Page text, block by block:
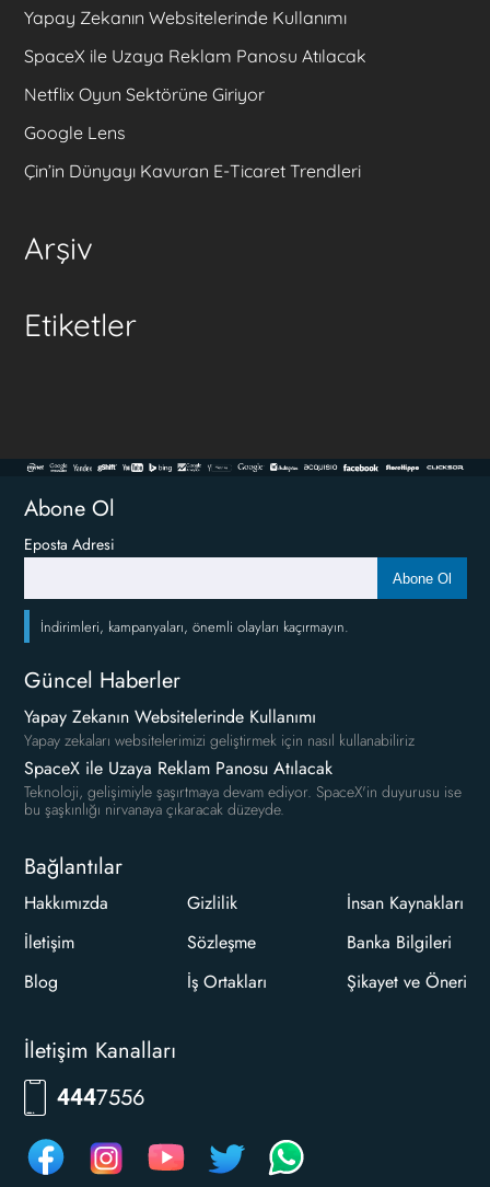
Yapay Zekanın Websitelerinde Kullanımı
SpaceX ile Uzaya Reklam Panosu Atılacak
Netflix Oyun Sektörüne Giriyor
Google Lens
Çin’in Dünyayı Kavuran E-Ticaret Trendleri
Arşiv
Etiketler
Abone Ol
Eposta Adresi
Abone Ol
İndirimleri, kampanyaları, önemli olayları kaçırmayın.
Güncel Haberler
Yapay Zekanın Websitelerinde Kullanımı
Yapay zekaları websitelerimizi geliştirmek için nasıl kullanabiliriz
SpaceX ile Uzaya Reklam Panosu Atılacak
Teknoloji, gelişimiyle şaşırtmaya devam ediyor. SpaceX'in duyurusu ise
bu şaşkınlığı nirvanaya çıkaracak düzeyde.
Bağlantılar
Hakkımızda
İletişim
Blog
Gizlilik
Sözleşme
İş Ortakları
İnsan Kaynakları
Banka Bilgileri
Şikayet ve Öneri
İletişim Kanalları
4447556